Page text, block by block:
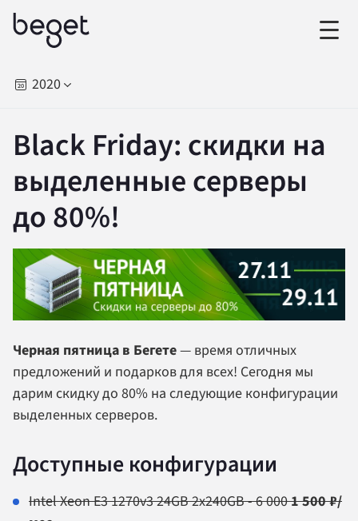
2020
Black Friday: скидки на
выделенные серверы
до 80%!
Черная пятница в Бегете— время отличных
предложений и подарков для всех! Сегодня мы
дарим скидку до 80% на следующие конфигурации
выделенных серверов.
Доступные конфигурации
Intel Xeon Е3 1270v3 24GB 2x240GB - 6 0001 500 ₽/